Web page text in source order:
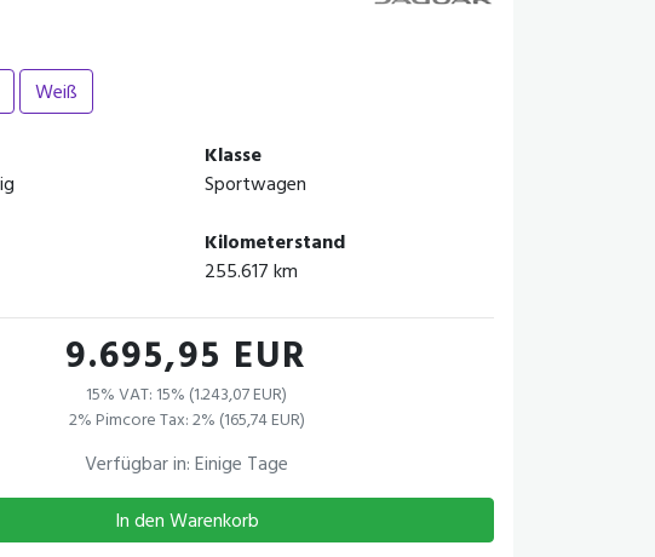
Weiß
Klasse
Sportwagen
Kilometerstand
255.617 km
9.695,95 EUR
15% VAT: 15% (1.243,07 EUR)
2% Pimcore Tax: 2% (165,74 EUR)
Verfügbar in: Einige Tage
In den Warenkorb